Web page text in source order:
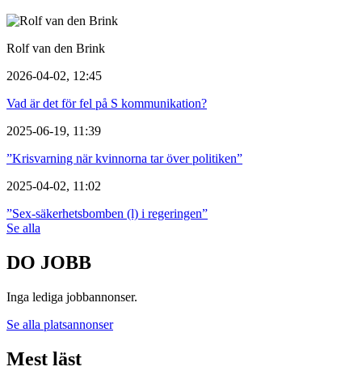
Rolf van den Brink
2026-04-02, 12:45
Vad är det för fel på S kommunikation?
2025-06-19, 11:39
”Krisvarning när kvinnorna tar över politiken”
2025-04-02, 11:02
”Sex-säkerhetsbomben (l) i regeringen”
Se alla
DO JOBB
Inga lediga jobbannonser.
Se alla platsannonser
Mest läst